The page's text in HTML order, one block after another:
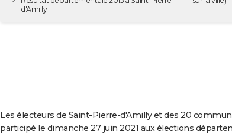
d'Amilly
Les électeurs de Saint-Pierre-d'Amilly et des 20
participé le dimanche 27 juin 2021 aux élections